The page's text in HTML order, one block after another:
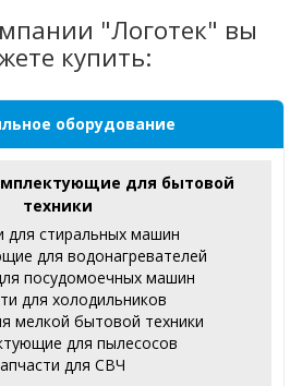
"Логотек" вы
купить:
оборудование
для бытовой
техники
для стиральных машин
для водонагревателей
посудомоечных машин
для холодильников
мелкой бытовой техники
для пылесосов
для СВЧ